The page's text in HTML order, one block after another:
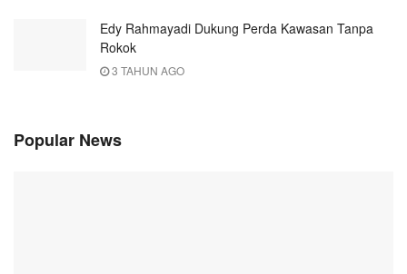
Edy Rahmayadi Dukung Perda Kawasan Tanpa
Rokok
3 TAHUN AGO
Popular News